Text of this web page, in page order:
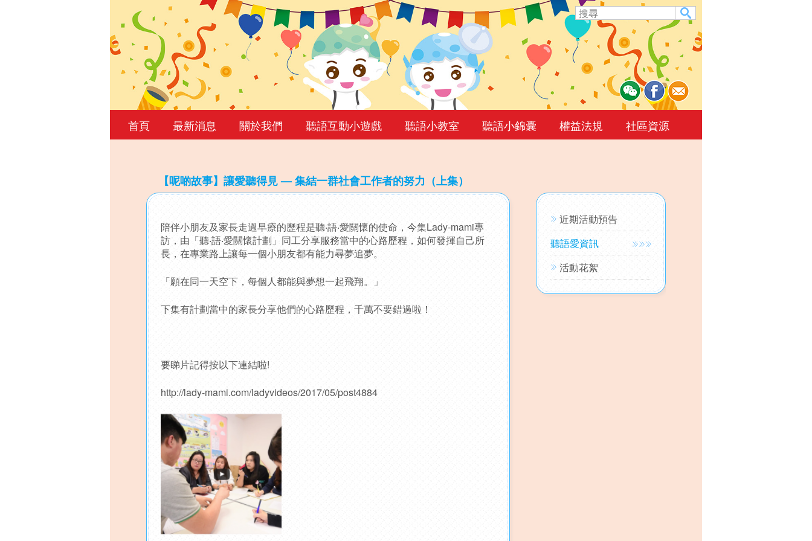
首頁 最新消息 關於我們 聽語互動小遊戲 聽語小教室 聽語小錦囊 權益法規 社區資源
【呢啲故事】讓愛聽得見 — 集結一群社會工作者的努力（上集）
to
top
陪伴小朋友及家長走過早療的歷程是聽‧語‧愛關懷的使命，今集Lady-mami專
訪，由「聽‧語‧愛關懷計劃」同工分享服務當中的心路歷程，如何發揮自己所
長，在專業路上讓每一個小朋友都有能力尋夢追夢。
「願在同一天空下，每個人都能與夢想一起飛翔。」
下集有計劃當中的家長分享他們的心路歷程，千萬不要錯過啦！
要睇片記得按以下連結啦!
http://lady-mami.com/ladyvideos/2017/05/post4884
近期活動預告
聽語愛資訊
活動花絮